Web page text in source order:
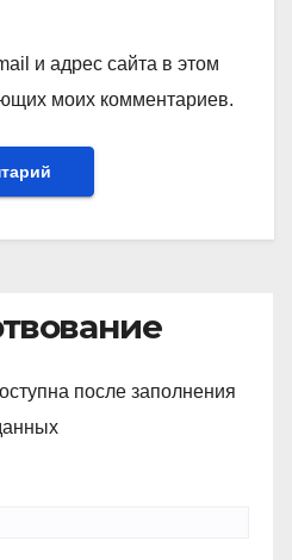
и адрес сайта в этом
моих комментариев.
после заполнения